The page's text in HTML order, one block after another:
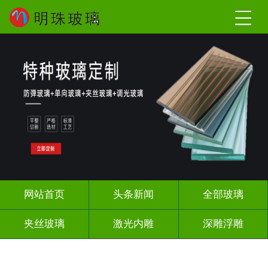
网站首页 头条新闻 全部玻璃
夹丝玻璃 激光内雕 深雕浮雕